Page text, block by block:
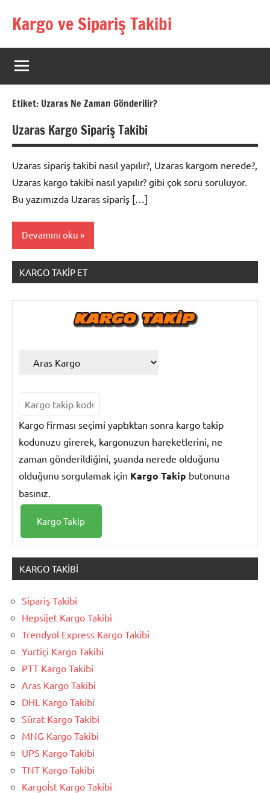
Kargo ve Sipariş Takibi
Kargo
Takip
Rehberi
Etiket: Uzaras Ne Zaman Gönderilir?
Uzaras Kargo Sipariş Takibi
Uzaras sipariş takibi nasıl yapılır?, Uzaras kargom nerede?,
Uzaras kargo takibi nasıl yapılır? gibi çok soru soruluyor.
Bu yazımızda Uzaras sipariş […]
Devamını oku
Kargo
Takip
KARGO TAKIP ET
Kargo firması seçimi yaptıktan sonra kargo takip
kodunuzu girerek, kargonuzun hareketlerini, ne
zaman gönderildiğini, şuanda nerede olduğunu
olduğunu sorgulamak için Kargo Takip butonuna
basınız.
KARGO TAKIBI
Sipariş Takibi
Hepsijet Kargo Takibi
Trendyol Express Kargo Takibi
Yurtiçi Kargo Takibi
PTT Kargo Takibi
Aras Kargo Takibi
DHL Kargo Takibi
Sürat Kargo Takibi
MNG Kargo Takibi
UPS Kargo Takibi
TNT Kargo Takibi
Kargoİst Kargo Takibi